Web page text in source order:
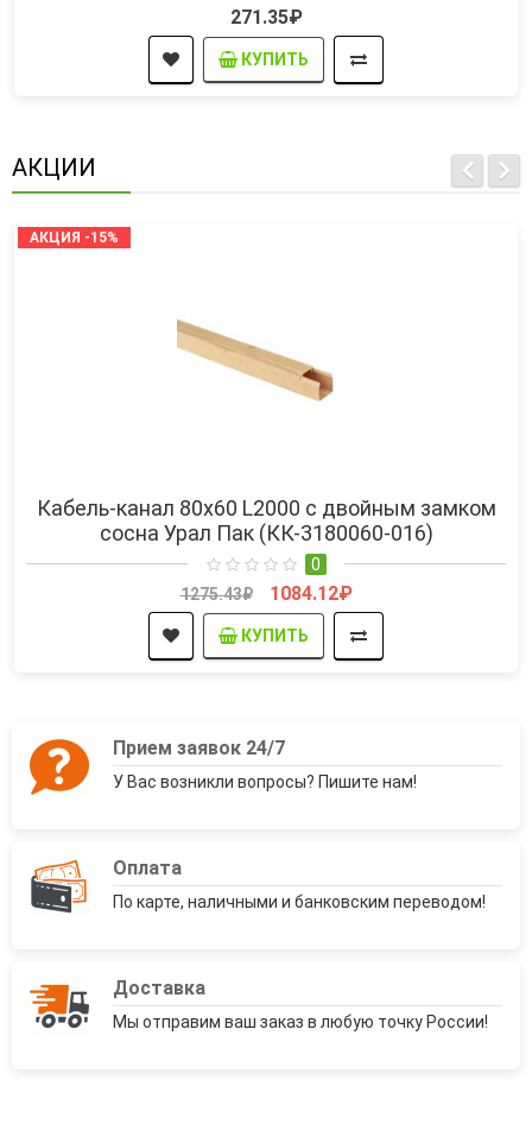
271.35₽
КУПИТЬ
АКЦИИ
АКЦИЯ -15%
Кабель-канал 80х60 L2000 с двойным замком
сосна Урал Пак (КК-3180060-016)
0
1275.43₽
1084.12₽
КУПИТЬ
Прием заявок 24/7
У Вас возникли вопросы? Пишите нам!
Оплата
По карте, наличными и банковским переводом!
Доставка
Мы отправим ваш заказ в любую точку России!